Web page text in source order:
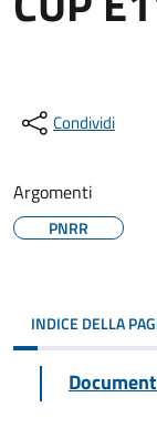
Condividi
Argomenti
PNRR
INDICE DELLA